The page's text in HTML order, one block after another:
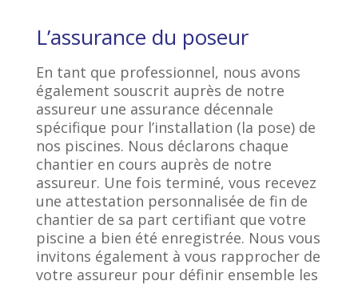
L’assurance du poseur
En tant que professionnel, nous avons
également souscrit auprès de notre
assureur une assurance décennale
spécifique pour l’installation (la pose) de
nos piscines. Nous déclarons chaque
chantier en cours auprès de notre
assureur. Une fois terminé, vous recevez
une attestation personnalisée de fin de
chantier de sa part certifiant que votre
piscine a bien été enregistrée. Nous vous
invitons également à vous rapprocher de
votre assureur pour définir ensemble les